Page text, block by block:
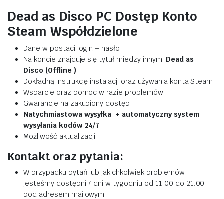
Dead as Disco PC Dostęp Konto
Steam Współdzielone
Dane w postaci login + hasło
Na koncie znajduje się tytuł miedzy innymi Dead as
Disco (Offline )
Dokładną instrukcję instalacji oraz używania konta Steam
Wsparcie oraz pomoc w razie problemów
Gwarancje na zakupiony dostęp
Natychmiastowa wysyłka + automatyczny system
wysyłania kodów 24/7
Możliwość aktualizacji
Kontakt oraz pytania:
W przypadku pytań lub jakichkolwiek problemów
jesteśmy dostępni 7 dni w tygodniu od 11:00 do 21:00
pod adresem mailowym